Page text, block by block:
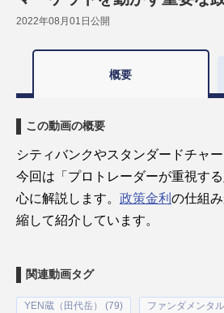
2022年08月01日 公開
概要
この動画の概要
シティバンクやスタンダードチャ
今回は「プロトレーダーが重視する
心に解説します。 政策金利 の仕組
縮して紹介しています。
関連動画タグ
YEN蔵（田代岳） (79) ファンダメンタ